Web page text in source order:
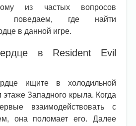
из частых вопросов
поведаем, где найти
в данной игре.
в Resident Evil
ищите в холодильной
Западного крыла. Когда
взаимодействовать с
она поломает его. Далее